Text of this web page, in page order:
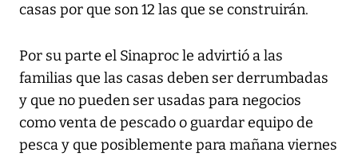
casas por que son 12 las que se construirán.
Por su parte el Sinaproc le advirtió a las
familias que las casas deben ser derrumbadas
y que no pueden ser usadas para negocios
como venta de pescado o guardar equipo de
pesca y que posiblemente para mañana viernes